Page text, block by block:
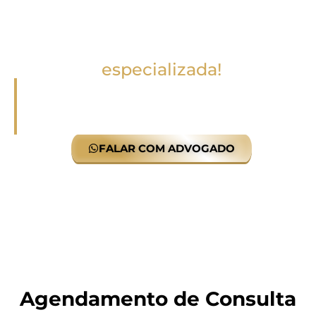
especializada!
Entre em contato conosco para uma análise
FALAR COM ADVOGADO
Agendamento de Consulta